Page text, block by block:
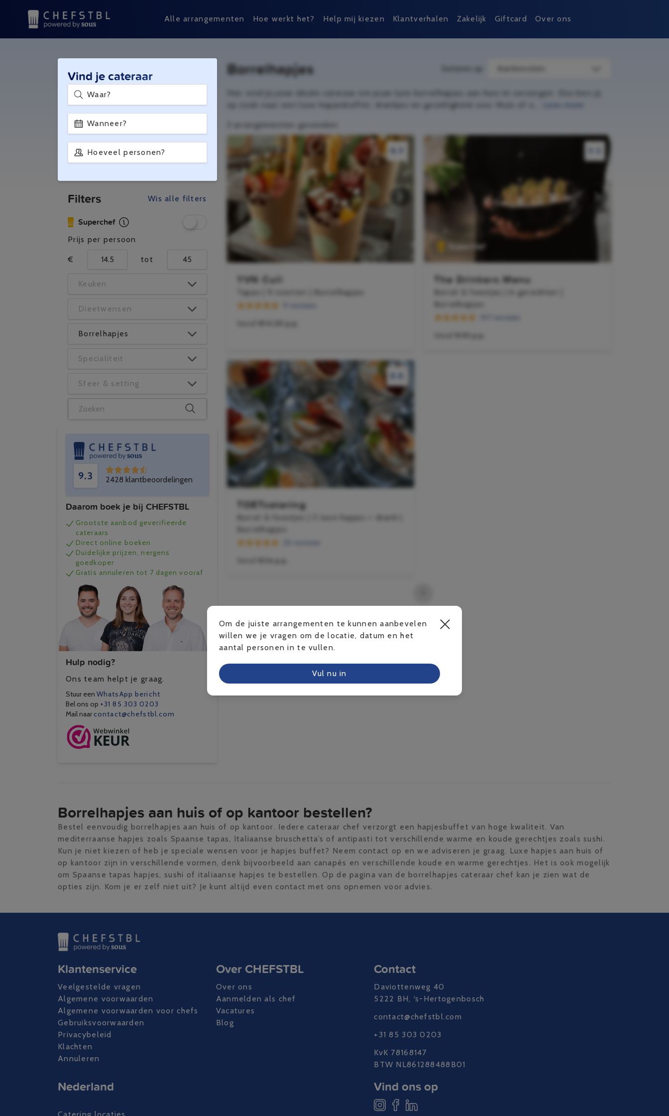
Alle arrangementen Hoe werkt het? Help mij kiezen Klantverhalen Zakelijk Giftcard Over ons
Om de juiste arrangementen te kunnen aanbevelen
willen we je vragen om de locatie, datum en het
aantal personen in te vullen.
Vul nu in
Vind je cateraar
Waar?
Wanneer?
Hoeveel personen?
Filters Wis alle filters
Superchef
Prijs per persoon
€ tot
Keuken
Dieetwensen
Borrelhapjes
Specialiteit
Sfeer & setting
9.3 2428 klantbeoordelingen
Daarom boek je bij CHEFSTBL
Grootste aanbod geverifieerde
cateraars
Direct online boeken
Duidelijke prijzen, nergens
goedkoper
Gratis annuleren tot 7 dagen vooraf
Hulp nodig?
Ons team helpt je graag.
Stuur een WhatsApp bericht
Bel ons op +31 85 303 0203
Mail naar contact@chefstbl.com
Borrelhapjes
Hier vind jij jouw ideale cateraar om jouw luxe borrelhapjes aan huis te verzorgen. Dus ben jij
op zoek naar een luxe hapjesbuffet, drankjes en gezelligheid voor thuis of o...
3 arrangementen gevonden
8.9
YVN Culi
Tapas | 9 soorten | Borrelhapjes
9.5
Superchef
The Drinkers Menu
Borrel & feestjes | 6 gerechten |
Borrelhapjes
8.8
TOETcatering
Borrelhapjes
Borrelhapjes aan huis of op kantoor bestellen?
Bestel eenvoudig borrelhapjes aan huis of op kantoor. Iedere cateraar chef verzorgt een hapjesbuffet van hoge kwaliteit. Van
mediterraanse hapjes zoals Spaanse tapas, Italiaanse bruschetta’s of antipasti tot verschillende warme en koude gerechtjes zoals sushi.
Kun je niet kiezen of heb je speciale wensen voor je hapjes buffet? Neem contact op en we adviseren je graag. Luxe hapjes aan huis of
op kantoor zijn in verschillende vormen, denk bijvoorbeeld aan canapés en verschillende koude en warme gerechtjes. Het is ook mogelijk
om Spaanse tapas hapjes, sushi of italiaanse hapjes te bestellen. Op de pagina van de borrelhapjes cateraar chef kan je zien wat de
opties zijn. Kom je er zelf niet uit? Je kunt altijd even contact met ons opnemen voor advies.
Klantenservice
Veelgestelde vragen
Algemene voorwaarden
Algemene voorwaarden voor chefs
Gebruiksvoorwaarden
Privacybeleid
Klachten
Annuleren
Over CHEFSTBL
Over ons
Aanmelden als chef
Vacatures
Blog
Contact
Daviottenweg 40
5222 BH, ‘s-Hertogenbosch
contact@chefstbl.com
+31 85 303 0203
KvK 78168147
BTW NL861288488B01
Nederland Vind ons op